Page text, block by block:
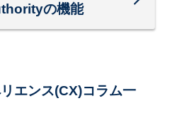
の機能
エンス(CX)コラム一